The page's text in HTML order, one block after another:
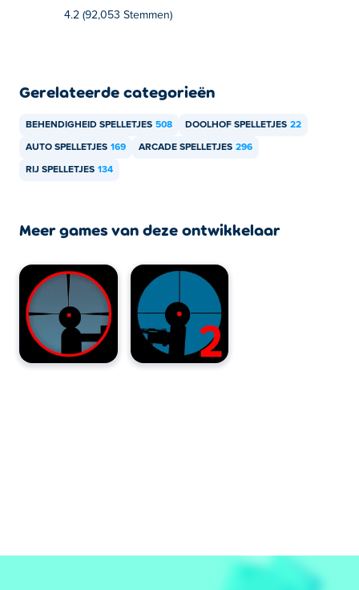
4.2 (92,053 Stemmen)
Gerelateerde categorieën
BEHENDIGHEID SPELLETJES 508 DOOLHOF SPELLETJES 22
AUTO SPELLETJES 169 ARCADE SPELLETJES 296
RIJ SPELLETJES 134
Meer games van deze ontwikkelaar